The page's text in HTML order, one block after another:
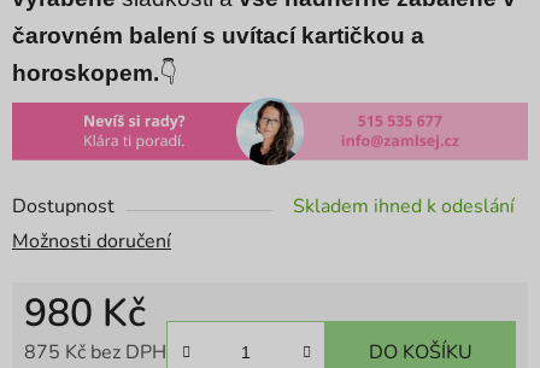
čarovném balení s uvítací kartičkou a
horoskopem.👇
Dostupnost
Skladem ihned k odeslání
Možnosti doručení
980 Kč
875 Kč bez DPH
DO KOŠÍKU